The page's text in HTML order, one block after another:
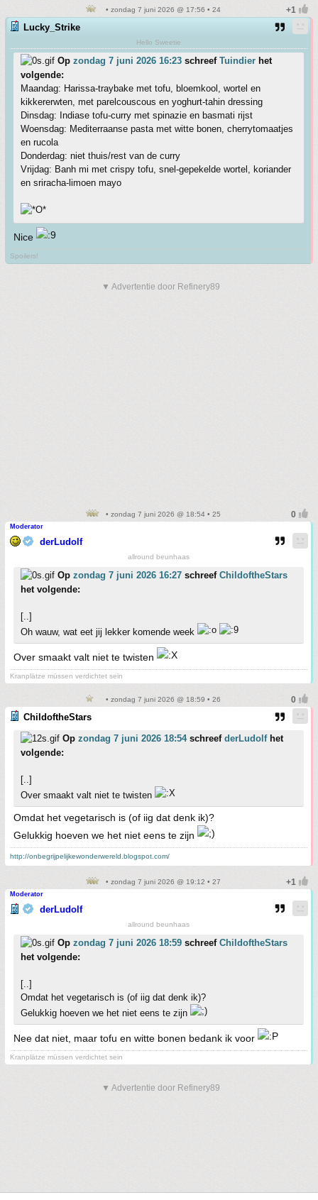
• zondag 7 juni 2026 @ 17:56 • 24
Lucky_Strike
Hello Sweetie
Op zondag 7 juni 2026 16:23 schreef Tuindier het
volgende:
Maandag: Harissa-traybake met tofu, bloemkool, wortel en
kikkererwten, met parelcouscous en yoghurt-tahin dressing
Dinsdag: Indiase tofu-curry met spinazie en basmati rijst
Woensdag: Mediterraanse pasta met witte bonen, cherrytomaatjes
en rucola
Donderdag: niet thuis/rest van de curry
Vrijdag: Banh mi met crispy tofu, snel-gepekelde wortel, koriander
en sriracha-limoen mayo
Nice
Spoilers!
▼ Advertentie door Refinery89
• zondag 7 juni 2026 @ 18:54 • 25
Moderator
derLudolf
allround beunhaas
Op zondag 7 juni 2026 16:27 schreef ChildoftheStars
het volgende:
[..]
Oh wauw, wat eet jij lekker komende week
Over smaakt valt niet te twisten
Kranplätze müssen verdichtet sein
• zondag 7 juni 2026 @ 18:59 • 26
ChildoftheStars
Op zondag 7 juni 2026 18:54schreef derLudolfhet
volgende:
[..]
Over smaakt valt niet te twisten
Omdat het vegetarisch is (of iig dat denk ik)?
Gelukkig hoeven we het niet eens te zijn
http://onbegrijpelijkewonderwereld.blogspot.com/
• zondag 7 juni 2026 @ 19:12 • 27
Moderator
derLudolf
allround beunhaas
Op zondag 7 juni 2026 18:59 schreef ChildoftheStars
het volgende:
[..]
Omdat het vegetarisch is (of iig dat denk ik)?
Gelukkig hoeven we het niet eens te zijn
Nee dat niet, maar tofu en witte bonen bedank ik voor
Kranplätze müssen verdichtet sein
▼ Advertentie door Refinery89